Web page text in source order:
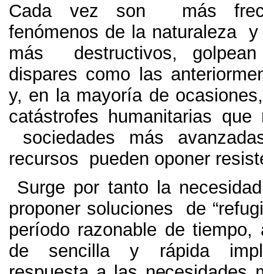
Cada vez son más
fenómenos de la naturaleza
más destructivos,
dispares como las
y, en la mayoría de
catástrofes humanitarias
sociedades más
recursos pueden oponer
Surge por tanto la
proponer soluciones de
período razonable de
de sencilla y rápida